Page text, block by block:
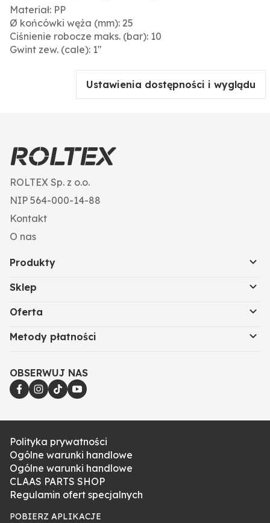
Materiał: PP
Ø końcówki węża (mm): 25
Ciśnienie robocze maks. (bar): 10
Gwint zew. (cale): 1"
Ustawienia dostępności i wyglądu
ROLTEX Sp. z o.o.
NIP 564-000-14-88
Kontakt
O nas
Produkty
Sklep
Oferta
Metody płatności
OBSERWUJ NAS
Polityka prywatności
Ogólne warunki handlowe
Ogólne warunki handlowe
CLAAS PARTS SHOP
Regulamin ofert specjalnych
POBIERZ APLIKACJE